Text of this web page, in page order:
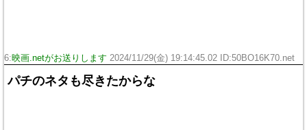
6:映画.netがお送りします 2024/11/29(金) 19:14:45.02 ID:50BO16K70.net
パチのネタも尽きたからな